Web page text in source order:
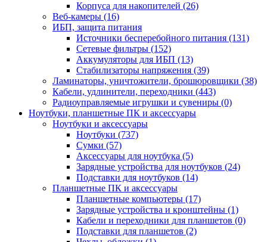
Корпуса для накопителей (26)
Веб-камеры (16)
ИБП, защита питания
Источники бесперебойного питания (131)
Сетевые фильтры (152)
Аккумуляторы для ИБП (13)
Стабилизаторы напряжения (39)
Ламинаторы, уничтожители, брошюровщики (38)
Кабели, удлинители, переходники (443)
Радиоуправляемые игрушки и сувениры (0)
Ноутбуки, планшетные ПК и аксессуары
Ноутбуки и аксессуары
Ноутбуки (737)
Сумки (57)
Аксессуары для ноутбука (5)
Зарядные устройства для ноутбуков (24)
Подставки для ноутбуков (14)
Планшетные ПК и аксессуары
Планшетные компьютеры (17)
Зарядные устройства и кронштейны (1)
Кабели и переходники для планшетов (0)
Подставки для планшетов (2)